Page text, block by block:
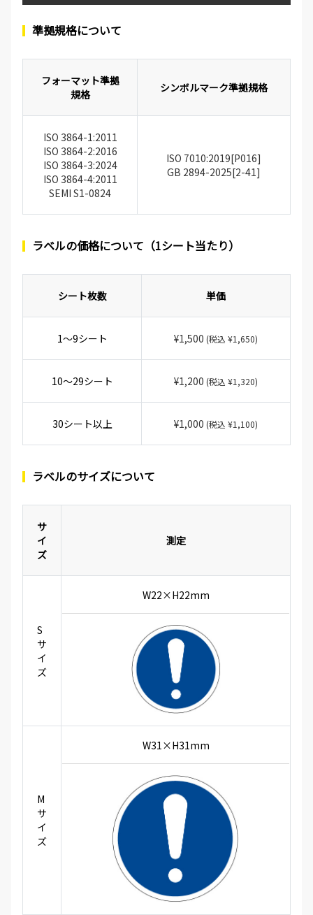
準拠規格について
フォーマット準拠
規格
シンボルマーク準拠規格
ISO 3864-1:2011
ISO 3864-2:2016
ISO 3864-3:2024
ISO 3864-4:2011
SEMI S1-0824
ISO 7010:2019[P016]
GB 2894-2025[2-41]
ラベルの価格について（1シート当たり）
シート枚数 単価
1～9シート ¥1,500 (税込 ¥1,650)
10～29シート ¥1,200 (税込 ¥1,320)
30シート以上 ¥1,000 (税込 ¥1,100)
ラベルのサイズについて
サ
イ
ズ
測定
S
サ
イ
ズ
W22×H22mm
M
サ
イ
ズ
W31×H31mm